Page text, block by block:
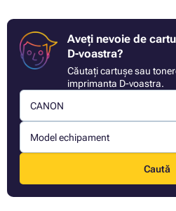
Aveți nevoie de
D-voastra?
Căutați cartușe sau
imprimanta D-voastra.
CANON
Model echipament
Caută